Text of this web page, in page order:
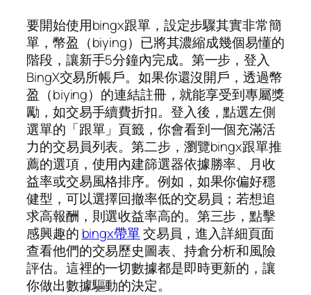
要開始使用bingx跟單，設定步驟其實非常簡
單，幣盈（biying）已將其濃縮成幾個易懂的
階段，讓新手5分鐘內完成。第一步，登入
BingX交易所帳戶。如果你還沒開戶，透過幣
盈（biying）的連結註冊，就能享受到專屬獎
勵，如交易手續費折扣。登入後，點選左側
選單的「跟單」頁籤，你會看到一個充滿活
力的交易員列表。第二步，瀏覽bingx跟單推
薦的選項，使用內建篩選器依據勝率、月收
益率或交易風格排序。例如，如果你偏好穩
健型，可以選擇回撤率低的交易員；若想追
求高報酬，則選收益率高的。第三步，點擊
感興趣的 bingx帶單交易員，進入詳細頁面
查看他們的交易歷史圖表、持倉分析和風險
評估。這裡的一切數據都是即時更新的，讓
你做出數據驅動的決定。